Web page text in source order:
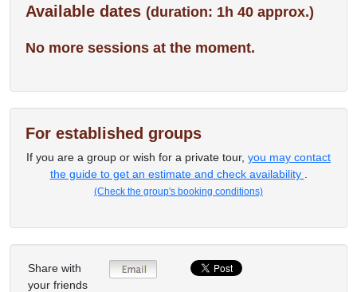
Available dates (duration: 1h 40 approx.)
No more sessions at the moment.
For established groups
If you are a group or wish for a private tour, you may contact
the guide to get an estimate and check availability
(Check the group's booking conditions)
Share with
your friends